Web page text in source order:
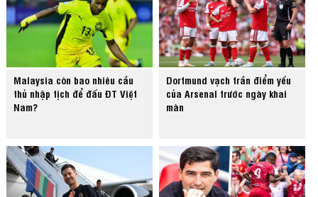
Malaysia còn bao nhiêu cầu
thủ nhập tịch để đấu ĐT Việt
Nam?
Dortmund vạch trần điểm yếu
của Arsenal trước ngày khai
màn